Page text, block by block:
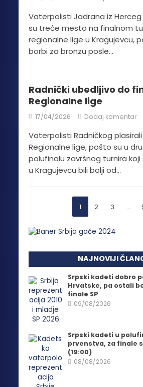
Vaterpolisti Jadrana iz Herceg
su treće mesto na finalnom
regionalne lige u Kragujevcu,
borbi za bronzu posle...
Radnički ubedljivo do
Regionalne lige
17/04/2026 Dodaj komentar
Vaterpolisti Radničkog
Regionalne lige, pošto su u
polufinalu završnog turnira
u Kragujevcu bili bolji od...
1 2 3 …
NAJNOVIJI
Srpski kadeti dobro
Hrvatske, pa ostali
finale SP
09/08/2026
Srpski kadeti u
prvenstva, za finale
(19:00)
08/08/2026